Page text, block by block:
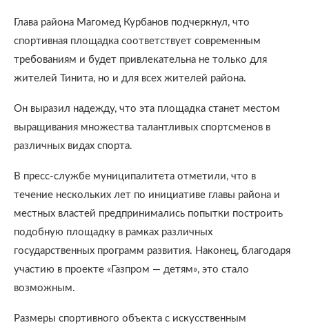
Глава района Магомед Курбанов подчеркнул, что
спортивная площадка соответствует современным
требованиям и будет привлекательна не только для
жителей Тинита, но и для всех жителей района.
Он выразил надежду, что эта площадка станет местом
выращивания множества талантливых спортсменов в
различных видах спорта.
В пресс-службе муниципалитета отметили, что в
течение нескольких лет по инициативе главы района и
местных властей предпринимались попытки построить
подобную площадку в рамках различных
государственных программ развития. Наконец, благодаря
участию в проекте «Газпром — детям», это стало
возможным.
Размеры спортивного объекта с искусственным